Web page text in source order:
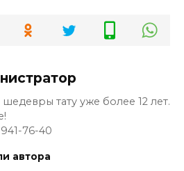
тату уже более 12 лет.
941-76-40
автора